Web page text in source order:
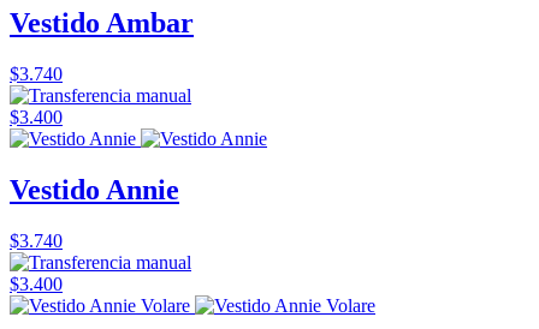
Vestido Ambar
$3.740
$3.400
Vestido Annie
$3.740
$3.400